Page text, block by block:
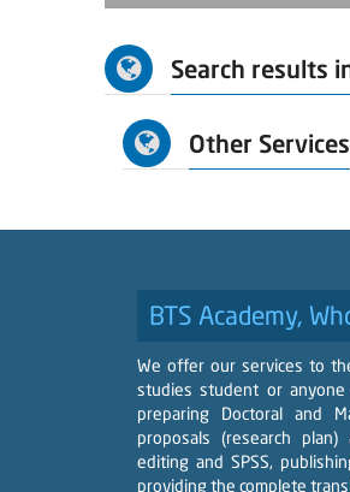
Search results
Other Services
BTS Academy,
We offer our services to
studies student or
preparing Doctoral and
proposals (research
editing and SPSS,
providing the complete